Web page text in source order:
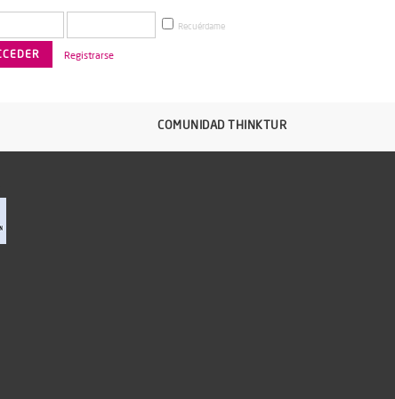
Recuérdame
Registrarse
COMUNIDAD THINKTUR